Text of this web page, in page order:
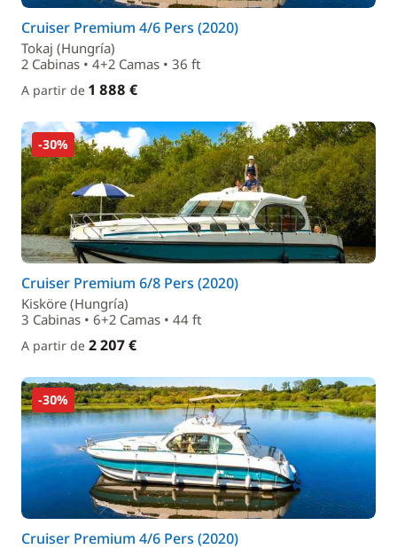
Cruiser Premium 4/6 Pers (2020)
Tokaj (Hungría)
2 Cabinas • 4+2 Camas • 36 ft
A partir de 1 888 €
-30%
Cruiser Premium 6/8 Pers (2020)
Kisköre (Hungría)
3 Cabinas • 6+2 Camas • 44 ft
A partir de 2 207 €
-30%
Cruiser Premium 4/6 Pers (2020)